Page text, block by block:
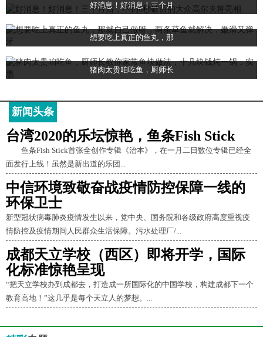
好消息！好消息！三个月
想要吃上真正的鱼丸，那
猪肉太贵咱吃鱼，厨师长
新闻头条
台湾2020的乐坛惊艳，鱼条Fish Stick
鱼条Fish Stick首张全创作专辑《治本》，在一月二日数位专辑已经全
面发行上线！虽然是新出道的乐团...
中信环境致敬奋战疫情防控保障一线的
环保卫士
新型冠状病毒肺炎疫情发生以来，党中央、国务院和各级政府高度重视疫
情防控及疫情期间人民群众生活保障。污水处理厂/...
成都天立学校（西区）即将开学，国际
化标准惊艳呈现
“把天立学校办到成都去，打造成一所国际化的中国学校，构建成都下一个
教育高地！”这几乎是每个天立人的梦想。...